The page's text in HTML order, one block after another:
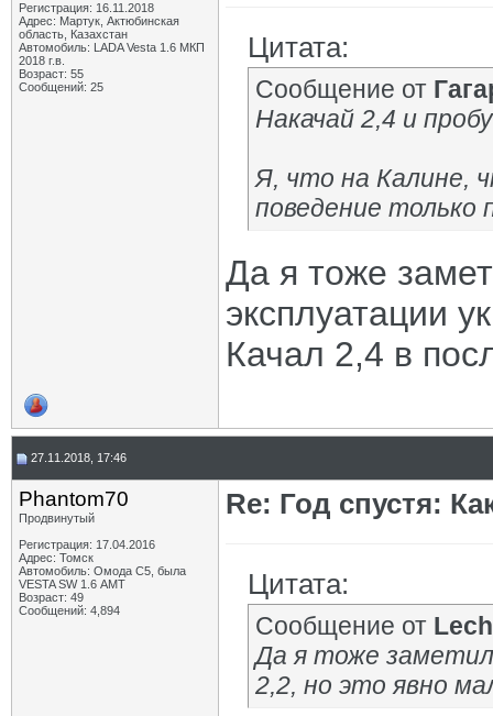
Регистрация: 16.11.2018
Адрес: Мартук, Актюбинская
область, Казахстан
Автомобиль: LADA Vesta 1.6 МКП
2018 г.в.
Возраст: 55
Сообщений: 25
Цитата:
Сообщение от
Накачай 2,4 и
Я, что на Калине,
поведение только
Да я тоже
эксплуатации
Качал 2,4 в
27.11.2018, 17:46
Phantom70
Продвинутый
Регистрация: 17.04.2016
Адрес: Томск
Автомобиль: Омода С5, была
VESTA SW 1.6 АМТ
Возраст: 49
Сообщений: 4,894
Re: Год спустя:
Цитата:
Сообщение от
Да я тоже
2,2, но это явно